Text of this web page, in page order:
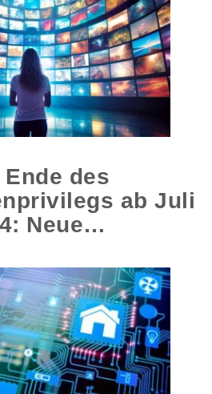
Ende des
ab Juli
Neue…